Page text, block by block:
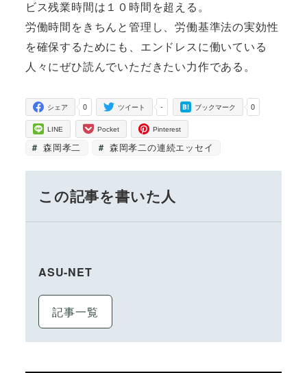
ビス残業時間は１０時間を超える。
労働時間をきちんと管理し、労働基準法の実効性
を確保するためにも、エンドレスに働いている
人々にぜひ読んでいただきたい力作である 。
0
シェア -
ツイート 0
ブックマーク
LINE Pocket Pinterest
森岡孝二 森岡孝二の連続エッセイ
この記事を書いた人
ASU-NET
記事一覧